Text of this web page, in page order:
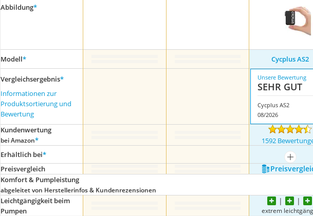
Abbildung*
Modell* Cycplus AS2
Vergleichsergebnis*
Informationen zur
Produktsortierung und
Bewertung
Unsere Bewertung
SEHR GUT
Cycplus AS2
08/2026
Kundenwertung
bei Amazon* 1592
Erhältlich bei*
mehr
Preis­vergleich
Komfort & Pumpleistung
abgeleitet von Herstellerinfos & Kundenrezensionen
Leichtgängigkeit beim
Pumpen
extrem